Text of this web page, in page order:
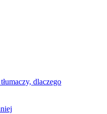
dlaczego